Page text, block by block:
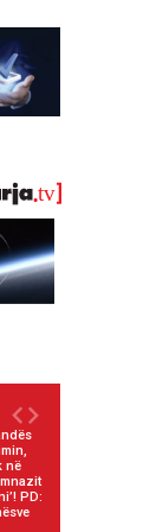
në
PD: